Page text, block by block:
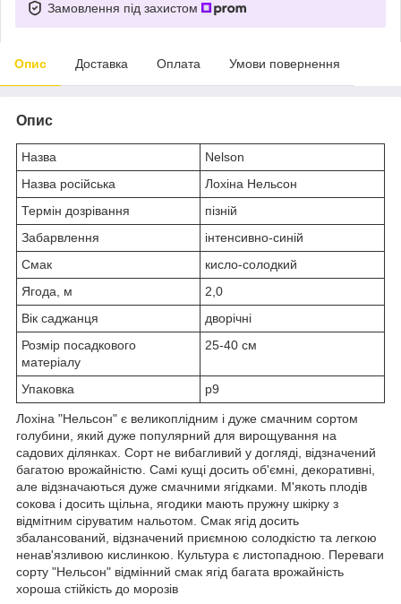
Замовлення під захистом
Опис Доставка Оплата Умови повернення
Опис
Назва
Nelson
Назва російська
Лохіна Нельсон
Термін дозрівання
пізній
Забарвлення
інтенсивно-синій
Смак
кисло-солодкий
Ягода, м
2,0
Вік саджанця
дворічні
Розмір посадкового
матеріалу
25-40 см
Упаковка р9
Лохіна "Нельсон" є великоплідним і дуже смачним сортом
голубини, який дуже популярний для вирощування на
садових ділянках. Сорт не вибагливий у догляді, відзначений
багатою врожайністю. Самі кущі досить об'ємні, декоративні,
але відзначаються дуже смачними ягідками. М'якоть плодів
сокова і досить щільна, ягодики мають пружну шкірку з
відмітним сіруватим нальотом. Смак ягід досить
збалансований, відзначений приємною солодкістю та легкою
ненав'язливою кислинкою. Культура є листопадною. Переваги
сорту "Нельсон" відмінний смак ягід багата врожайність
хороша стійкість до морозів